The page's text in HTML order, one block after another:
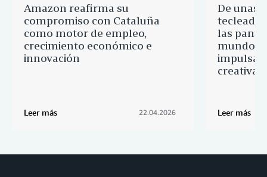
Amazon reafirma su
compromiso con Cataluña
como motor de empleo,
crecimiento económico e
innovación
Leer más 22.04.2026
De unas
las
mundo:
impulsa
creativas
Leer más